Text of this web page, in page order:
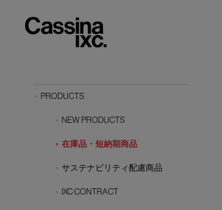
PRODUCTS
NEW PRODUCTS
在庫品・短納期商品
サステナビリティ配慮商品
IXC CONTRACT